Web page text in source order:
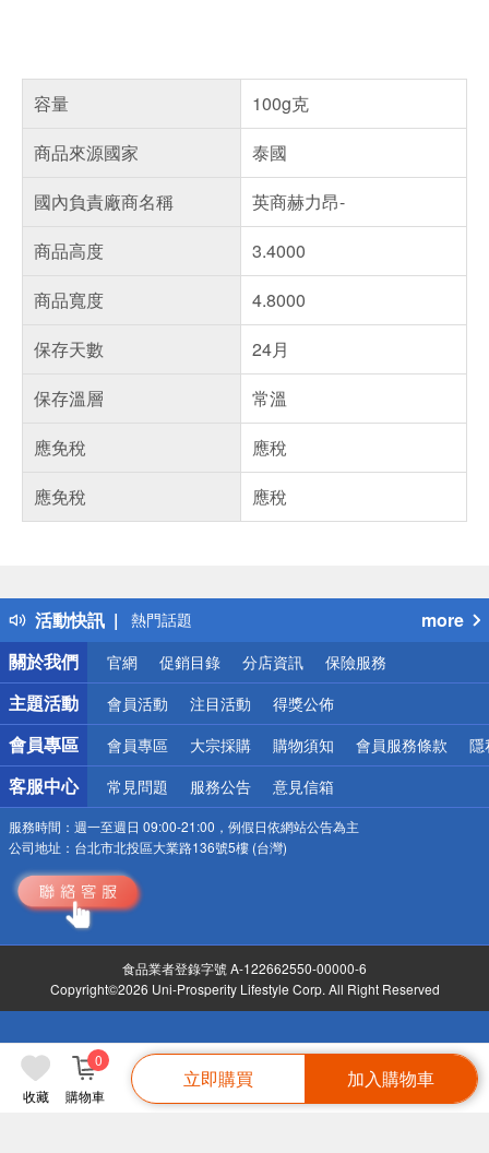
收藏 購物車
0
立即購買 加入購物車
容量
100g克
商品來源國家
泰國
國內負責廠商名稱
英商赫力昂-
商品高度
3.4000
商品寬度
4.8000
保存天數
24月
保存溫層
常溫
應免稅
應稅
應免稅
應稅
活動快訊
得獎公告
熱門話題
銀行優惠
偏遠地區配送
詐騙網頁！請小心！
more
關於我們
官網 促銷目錄 分店資訊 保險服務
主題活動 會員活動 注目活動 得獎公佈
會員專區 會員專區 大宗採購 購物須知 會員服務條款 隱
客服中心 常見問題 服務公告 意見信箱
服務時間： 週一至週日 09:00-21:00，例假日依網站公告為主
公司地址： 台北市北投區大業路136號5樓 (台灣)
食品業者登錄字號 A-122662550-00000-6
Copyright©2026 Uni-Prosperity Lifestyle Corp. All Right Reserved